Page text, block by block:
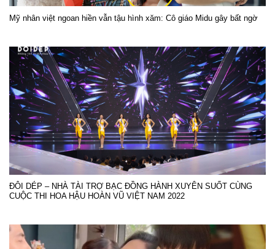
Mỹ nhân việt ngoan hiền vẫn tậu hình xăm: Cô giáo Midu gây bất ngờ
ĐÔI DÉP – NHÀ TÀI TRỢ BẠC ĐỒNG HÀNH XUYÊN SUỐT CÙNG
CUỘC THI HOA HẬU HOÀN VŨ VIỆT NAM 2022